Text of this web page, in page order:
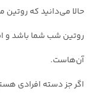
حالا می‌دانید که روتین
روتین شب شما باشد و
آن‌هاست.
اگر جز دسته افرادی